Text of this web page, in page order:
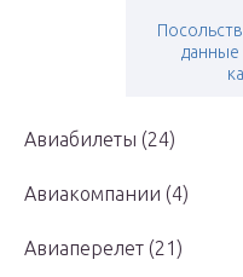
Авиабилеты (24)
Авиакомпании (4)
Авиаперелет (21)